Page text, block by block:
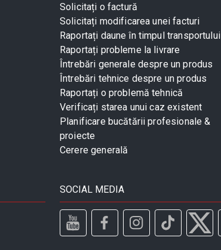
Solicitați o factură
Solicitați modificarea unei facturi
Raportați daune în timpul transportului
Raportați probleme la livrare
Întrebări generale despre un produs
Întrebări tehnice despre un produs
Raportați o problemă tehnică
Verificați starea unui caz existent
Planificare bucătării profesionale &
proiecte
Cerere generală
SOCIAL MEDIA